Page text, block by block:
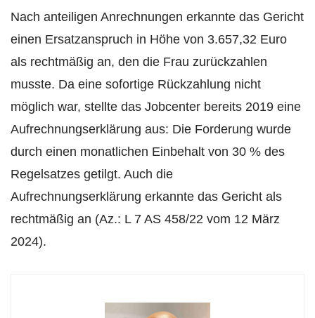
Nach anteiligen Anrechnungen erkannte das Gericht
einen Ersatzanspruch in Höhe von 3.657,32 Euro
als rechtmäßig an, den die Frau zurückzahlen
musste. Da eine sofortige Rückzahlung nicht
möglich war, stellte das Jobcenter bereits 2019 eine
Aufrechnungserklärung aus: Die Forderung wurde
durch einen monatlichen Einbehalt von 30 % des
Regelsatzes getilgt. Auch die
Aufrechnungserklärung erkannte das Gericht als
rechtmäßig an (Az.: L 7 AS 458/22 vom 12 März
2024).